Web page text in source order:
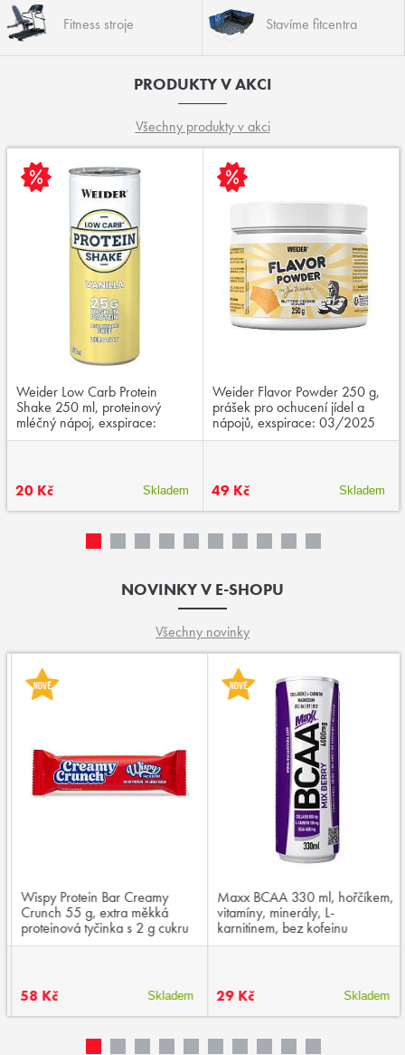
Fitness stroje Stavíme fitcentra
PRODUKTY V AKCI
Všechny produkty v akci
Weider Low Carb Protein
Shake 250 ml, proteinový
mléčný nápoj, exspirace:
03/2026
20 Kč Skladem
Weider Flavor Powder 250 g,
prášek pro ochucení jídel a
nápojů, exspirace: 03/2025
49 Kč Skladem
NOVINKY V E-SHOPU
Všechny novinky
Wispy Protein Bar Creamy
Crunch 55 g, extra měkká
proteinová tyčinka s 2 g cukru
58 Kč Skladem
Maxx BCAA 330 ml, hořčíkem,
vitamíny, minerály, L-
karnitinem, bez kofeinu
29 Kč Skladem